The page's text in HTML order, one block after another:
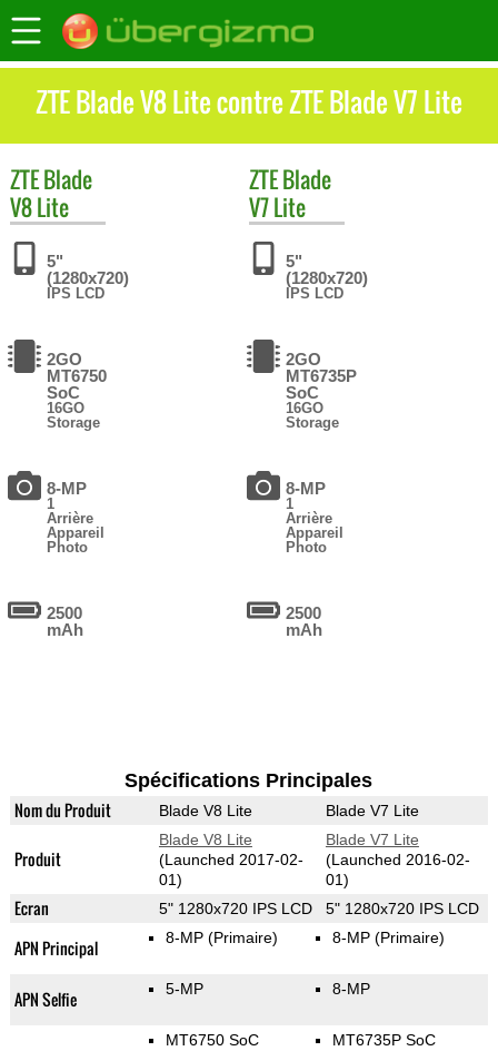
ZTE Blade V8 Lite contre ZTE Blade V7 Lite
ZTEBlade
V8 Lite
5"
(1280x720)
IPS LCD
2GO
MT6750
SoC
16GO
Storage
8-MP
1
Arrière
Appareil
Photo
2500
mAh
ZTEBlade
V7 Lite
5"
(1280x720)
IPS LCD
2GO
MT6735P
SoC
16GO
Storage
8-MP
1
Arrière
Appareil
Photo
2500
mAh
Spécifications Principales
Nom du Produit Blade V8 Lite Blade V7 Lite
Produit
Blade V8 Lite
(Launched 2017-02-
01)
Blade V7 Lite
(Launched 2016-02-
01)
Ecran 5" 1280x720 IPS LCD 5" 1280x720 IPS LCD
APN Principal 8-MP (Primaire) 8-MP (Primaire)
APN Selfie 5-MP 8-MP
MT6750 SoC MT6735P SoC